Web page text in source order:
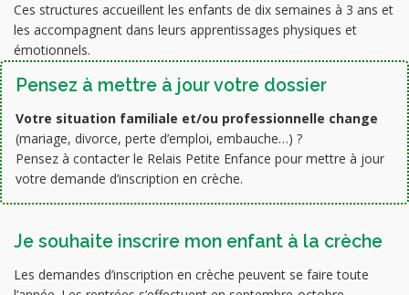
Ces structures accueillent les enfants de dix semaines à 3 ans et
les accompagnent dans leurs apprentissages physiques et
émotionnels.
Pensez à mettre à jour votre dossier
Votre situation familiale et/ou professionnelle change
(mariage, divorce, perte d’emploi, embauche…) ?
Pensez à contacter le Relais Petite Enfance pour mettre à jour
votre demande d’inscription en crèche.
Je souhaite inscrire mon enfant à la crèche
Les demandes d’inscription en crèche peuvent se faire toute